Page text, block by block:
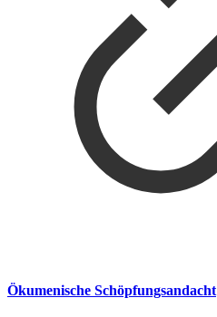
Ökumenische Schöpfungsandacht